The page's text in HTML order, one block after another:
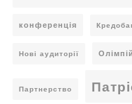
конференція
Нові аудиторії
Партнерство